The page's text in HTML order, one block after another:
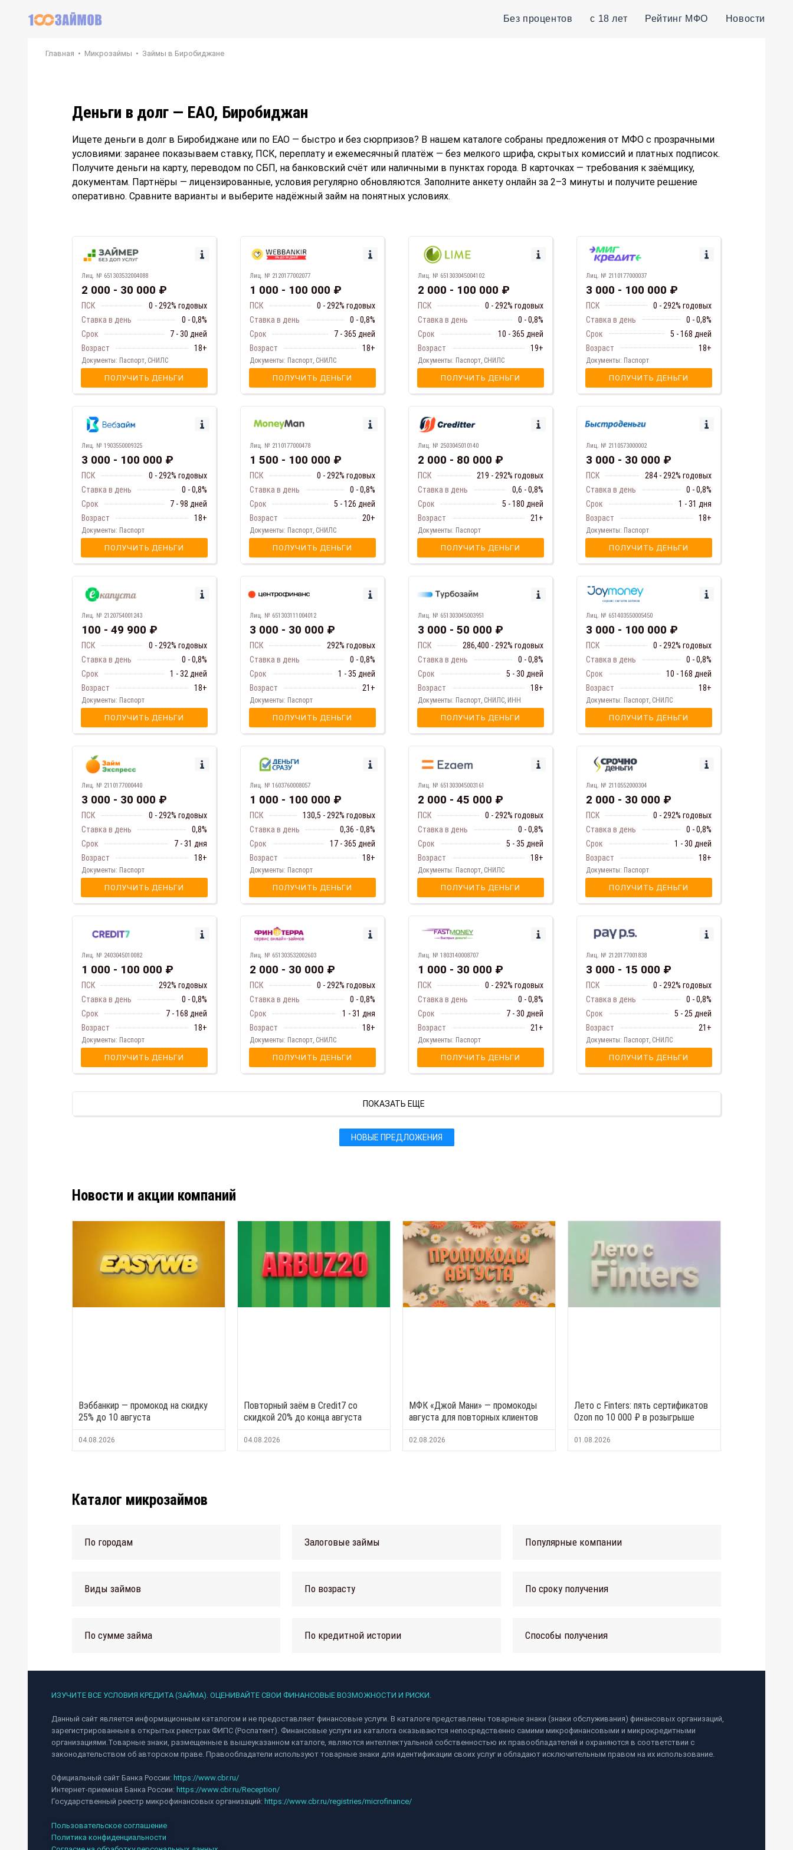
Без процентов с 18 лет Рейтинг МФО Новости
Главная • Микрозаймы • Займы в Биробиджане
Деньги в долг — ЕАО, Биробиджан
Ищете деньги в долг в Биробиджане или по ЕАО — быстро и без сюрпризов? В нашем каталоге собраны предложения от МФО с прозрачными
условиями: заранее показываем ставку, ПСК, переплату и ежемесячный платёж — без мелкого шрифа, скрытых комиссий и платных подписок.
Получите деньги на карту, переводом по СБП, на банковский счёт или наличными в пунктах города. В карточках — требования к заёмщику,
документам. Партнёры — лицензированные, условия регулярно обновляются. Заполните анкету онлайн за 2–3 минуты и получите решение
оперативно. Сравните варианты и выберите надёжный займ на понятных условиях.
Лиц. № 651303532004088
2 000 - 30 000 ₽
ПСК
0 - 292% годовых
Ставка в день
0 - 0,8%
Срок
7 - 30 дней
Возраст
18+
Документы: Паспорт, СНИЛС
ПОЛУЧИТЬ ДЕНЬГИ
Лиц. № 2120177002077
1 000 - 100 000 ₽
ПСК
0 - 292% годовых
Ставка в день
0 - 0,8%
Срок
7 - 365 дней
Возраст
18+
Документы: Паспорт, СНИЛС
ПОЛУЧИТЬ ДЕНЬГИ
Лиц. № 651303045004102
2 000 - 100 000 ₽
ПСК
0 - 292% годовых
Ставка в день
0 - 0,8%
Срок
10 - 365 дней
Возраст
19+
Документы: Паспорт, СНИЛС
ПОЛУЧИТЬ ДЕНЬГИ
Лиц. № 2110177000037
3 000 - 100 000 ₽
ПСК
0 - 292% годовых
Ставка в день
0 - 0,8%
Срок
5 - 168 дней
Возраст
18+
Документы: Паспорт
ПОЛУЧИТЬ ДЕНЬГИ
Лиц. № 1903550009325
3 000 - 100 000 ₽
ПСК
0 - 292% годовых
Ставка в день
0 - 0,8%
Срок
7 - 98 дней
Возраст
18+
Документы: Паспорт
ПОЛУЧИТЬ ДЕНЬГИ
Лиц. № 2110177000478
1 500 - 100 000 ₽
ПСК
0 - 292% годовых
Ставка в день
0 - 0,8%
Срок
5 - 126 дней
Возраст
20+
Документы: Паспорт, СНИЛС
ПОЛУЧИТЬ ДЕНЬГИ
Лиц. № 2503045010140
2 000 - 80 000 ₽
ПСК
219 - 292% годовых
Ставка в день
0,6 - 0,8%
Срок
5 - 180 дней
Возраст
21+
Документы: Паспорт
ПОЛУЧИТЬ ДЕНЬГИ
Лиц. № 2110573000002
3 000 - 30 000 ₽
ПСК
284 - 292% годовых
Ставка в день
0 - 0,8%
Срок
1 - 31 дня
Возраст
18+
Документы: Паспорт
ПОЛУЧИТЬ ДЕНЬГИ
Лиц. № 2120754001243
100 - 49 900 ₽
ПСК
0 - 292% годовых
Ставка в день
0 - 0,8%
Срок
1 - 32 дней
Возраст
18+
Документы: Паспорт
ПОЛУЧИТЬ ДЕНЬГИ
Лиц. № 651303111004012
3 000 - 30 000 ₽
ПСК
292% годовых
Ставка в день
0 - 0,8%
Срок
1 - 35 дней
Возраст
21+
Документы: Паспорт
ПОЛУЧИТЬ ДЕНЬГИ
Лиц. № 651303045003951
3 000 - 50 000 ₽
ПСК
286,400 - 292% годовых
Ставка в день
0 - 0,8%
Срок
5 - 30 дней
Возраст
18+
Документы: Паспорт, СНИЛС, ИНН
ПОЛУЧИТЬ ДЕНЬГИ
Лиц. № 651403550005450
3 000 - 100 000 ₽
ПСК
0 - 292% годовых
Ставка в день
0 - 0,8%
Срок
10 - 168 дней
Возраст
18+
Документы: Паспорт, СНИЛС
ПОЛУЧИТЬ ДЕНЬГИ
Лиц. № 2110177000440
3 000 - 30 000 ₽
ПСК
0 - 292% годовых
Ставка в день
0,8%
Срок
7 - 31 дня
Возраст
18+
Документы: Паспорт
ПОЛУЧИТЬ ДЕНЬГИ
Лиц. № 1603760008057
1 000 - 100 000 ₽
ПСК
130,5 - 292% годовых
Ставка в день
0,36 - 0,8%
Срок
17 - 365 дней
Возраст
18+
Документы: Паспорт
ПОЛУЧИТЬ ДЕНЬГИ
Лиц. № 651303045003161
2 000 - 45 000 ₽
ПСК
0 - 292% годовых
Ставка в день
0 - 0,8%
Срок
5 - 35 дней
Возраст
18+
Документы: Паспорт, СНИЛС
ПОЛУЧИТЬ ДЕНЬГИ
Лиц. № 2110552000304
2 000 - 30 000 ₽
ПСК
0 - 292% годовых
Ставка в день
0 - 0,8%
Срок
1 - 30 дней
Возраст
18+
Документы: Паспорт
ПОЛУЧИТЬ ДЕНЬГИ
Лиц. № 2403045010082
1 000 - 100 000 ₽
ПСК
292% годовых
Ставка в день
0 - 0,8%
Срок
7 - 168 дней
Возраст
18+
Документы: Паспорт
ПОЛУЧИТЬ ДЕНЬГИ
Лиц. № 651303532002603
2 000 - 30 000 ₽
ПСК
0 - 292% годовых
Ставка в день
0 - 0,8%
Срок
1 - 31 дня
Возраст
18+
Документы: Паспорт, СНИЛС
ПОЛУЧИТЬ ДЕНЬГИ
Лиц. № 1803140008707
1 000 - 30 000 ₽
ПСК
0 - 292% годовых
Ставка в день
0 - 0,8%
Срок
7 - 30 дней
Возраст
21+
Документы: Паспорт
ПОЛУЧИТЬ ДЕНЬГИ
Лиц. № 2120177001838
3 000 - 15 000 ₽
ПСК
0 - 292% годовых
Ставка в день
0 - 0,8%
Срок
5 - 25 дней
Возраст
21+
Документы: Паспорт, СНИЛС
ПОЛУЧИТЬ ДЕНЬГИ
ПОКАЗАТЬ ЕЩЕ
НОВЫЕ ПРЕДЛОЖЕНИЯ
Новости и акции компаний
Вэббанкир — промокод на скидку
25% до 10 августа
04.08.2026
Повторный заём в Credit7 со
скидкой 20% до конца августа
04.08.2026
МФК «Джой Мани» — промокоды
августа для повторных клиентов
02.08.2026
Лето с Finters: пять сертификатов
Ozon по 10 000 ₽ в розыгрыше
01.08.2026
Каталог микрозаймов
По городам
Виды займов
По сумме займа
Залоговые займы
По возрасту
По кредитной истории
Популярные компании
По сроку получения
Способы получения
ИЗУЧИТЕ ВСЕ УСЛОВИЯ КРЕДИТА (ЗАЙМА). ОЦЕНИВАЙТЕ СВОИ ФИНАНСОВЫЕ ВОЗМОЖНОСТИ И РИСКИ.
Данный сайт является информационным каталогом и не предоставляет финансовые услуги. В каталоге представлены товарные знаки (знаки обслуживания) финансовых организаций,
зарегистрированные в открытых реестрах ФИПС (Роспатент). Финансовые услуги из каталога оказываются непосредственно самими микрофинансовыми и микрокредитными
организациями.Товарные знаки, размещенные в вышеуказанном каталоге, являются интеллектуальной собственностью их правообладателей и охраняются в соответствии с
законодательством об авторском праве. Правообладатели используют товарные знаки для идентификации своих услуг и обладают исключительным правом на их использование.
Официальный сайт Банка России: https://www.cbr.ru/
Интернет-приемная Банка России: https://www.cbr.ru/Reception/
Государственный реестр микрофинансовых организаций: https://www.cbr.ru/registries/microfinance/
Пользовательское соглашение
Политика конфиденциальности